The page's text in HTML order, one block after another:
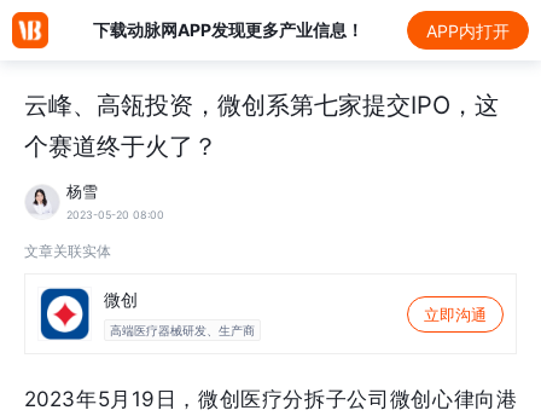
下载动脉网APP发现更多产业信息！ APP内打开
云峰、高瓴投资，微创系第七家提交IPO，这
个赛道终于火了？
杨雪
2023-05-20 08:00
文章关联实体
微创
高端医疗器械研发、生产商
立即沟通
2023年5月19日，微创医疗分拆子公司微创心律向港